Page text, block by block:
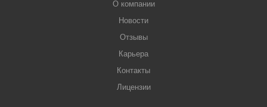
О компании
Новости
Отзывы
Карьера
Контакты
Лицензии